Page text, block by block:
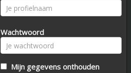
Wachtwoord
Mijn gegevens onthouden